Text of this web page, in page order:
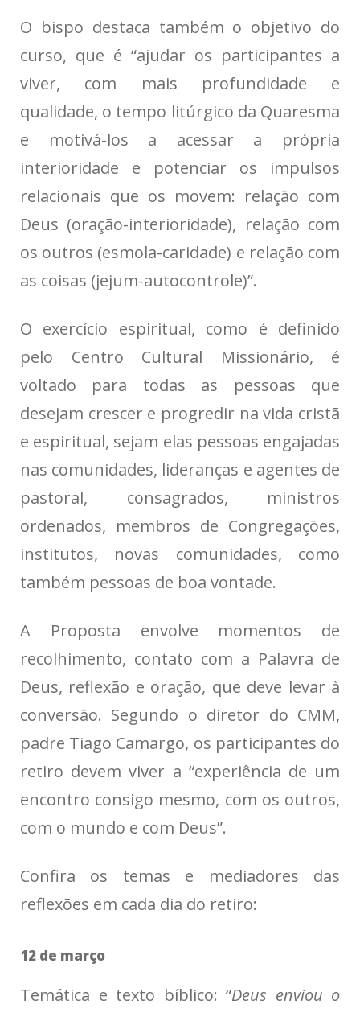
O bispo destaca também o objetivo do
curso, que é “ajudar os participantes a
viver, com mais profundidade e
qualidade, o tempo litúrgico da Quaresma
e motivá-los a acessar a própria
interioridade e potenciar os impulsos
relacionais que os movem: relação com
Deus (oração-interioridade), relação com
os outros (esmola-caridade) e relação com
as coisas (jejum-autocontrole)”.
O exercício espiritual, como é definido
pelo Centro Cultural Missionário, é
voltado para todas as pessoas que
desejam crescer e progredir na vida cristã
e espiritual, sejam elas pessoas engajadas
nas comunidades, lideranças e agentes de
pastoral, consagrados, ministros
ordenados, membros de Congregações,
institutos, novas comunidades, como
também pessoas de boa vontade.
A Proposta envolve momentos de
recolhimento, contato com a Palavra de
Deus, reflexão e oração, que deve levar à
conversão. Segundo o diretor do CMM,
padre Tiago Camargo, os participantes do
retiro devem viver a “experiência de um
encontro consigo mesmo, com os outros,
com o mundo e com Deus”.
Confira os temas e mediadores das
reflexões em cada dia do retiro:
12 de março
Temática e texto bíblico: “Deus enviou o